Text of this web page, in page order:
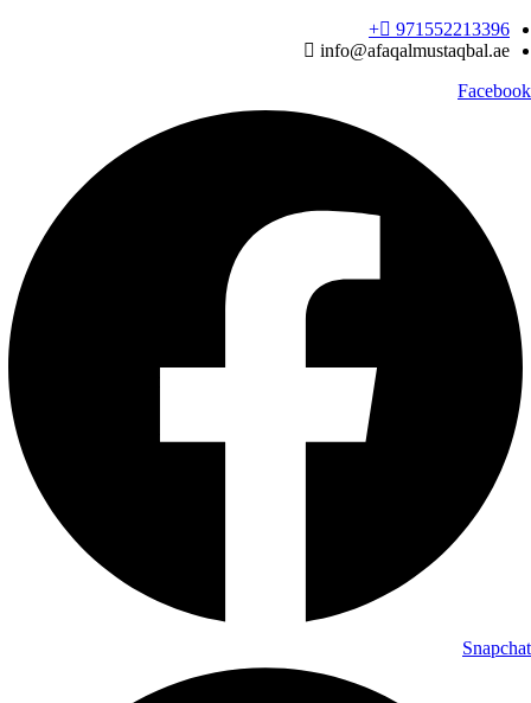
Skip
to
971552213396‬+
info@afaqalmustaqbal.ae
Facebook
Snapchat